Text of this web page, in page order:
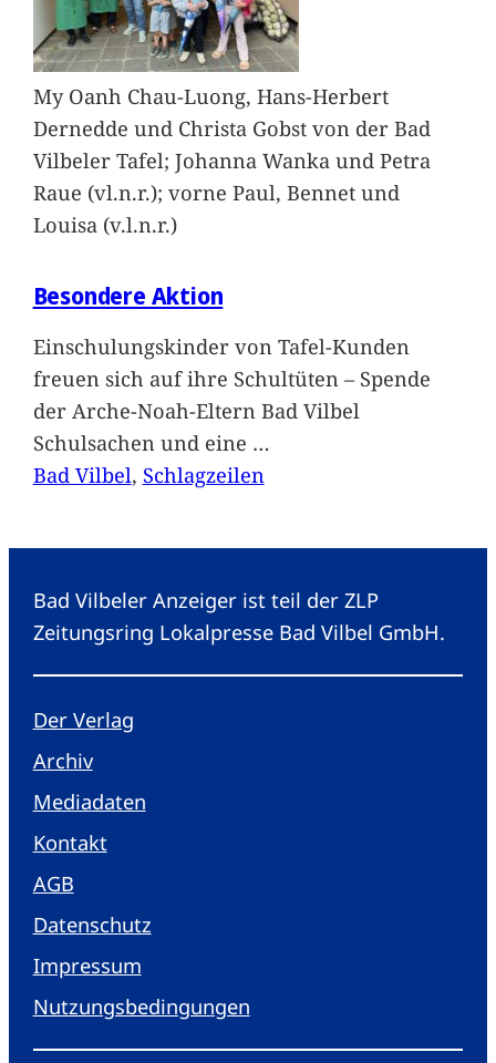
My Oanh Chau-Luong, Hans-Herbert
Dernedde und Christa Gobst von der Bad
Vilbeler Tafel; Johanna Wanka und Petra
Raue (vl.n.r.); vorne Paul, Bennet und
Louisa (v.l.n.r.)
Besondere Aktion
Einschulungskinder von Tafel-Kunden
freuen sich auf ihre Schultüten – Spende
der Arche-Noah-Eltern Bad Vilbel
Schulsachen und eine …
Bad Vilbel, Schlagzeilen
Bad Vilbeler Anzeiger ist teil der ZLP
Zeitungsring Lokalpresse Bad Vilbel GmbH.
Der Verlag
Archiv
Mediadaten
Kontakt
AGB
Datenschutz
Impressum
Nutzungsbedingungen